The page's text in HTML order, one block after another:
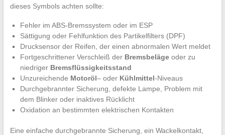
dieses Symbols achten sollte:
Fehler im ABS-Bremssystem oder im ESP
Sättigung oder Fehlfunktion des Partikelfilters (DPF)
Drucksensor der Reifen, der einen abnormalen Wert meldet
Fortgeschrittener Verschleiß der Bremsbelägeoder zu
niedriger Bremsflüssigkeitsstand
Unzureichende Motoröl– oder Kühlmittel-Niveaus
Durchgebrannter Sicherung, defekte Lampe, Problem mit
dem Blinker oder inaktives Rücklicht
Oxidation an bestimmten elektrischen Kontakten
Eine einfache durchgebrannte Sicherung, ein Wackelkontakt,